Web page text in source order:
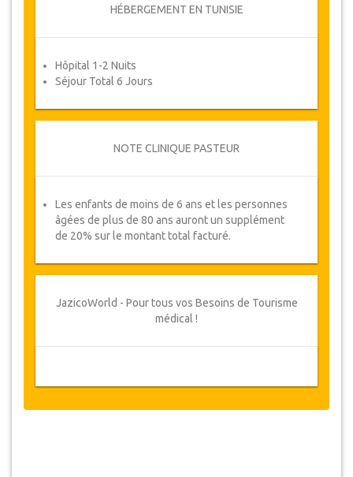
Une fois que la disponibilité de vos dates a été
vous sera demandé de reconfirmer les dates en
remplissant un formulaire de confirmation de
automatiquement votre bon de service.
Votre Santé est notre Priorité !
HÉBERGEMENT EN TUNISIE
Hôpital 1-2 Nuits
Séjour Total 6 Jours
NOTE CLINIQUE PASTEUR
Les enfants de moins de 6 ans et les personnes
âgées de plus de 80 ans auront un supplément
de 20% sur le montant total facturé.
JazicoWorld - Pour tous vos Besoins de Tourisme
médical !